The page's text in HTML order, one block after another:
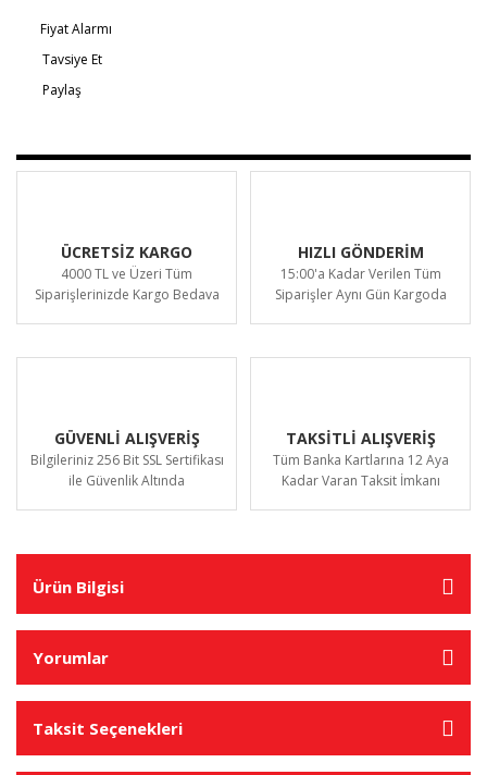
Fiyat Alarmı
Tavsiye Et
Paylaş
ÜCRETSİZ KARGO
4000 TL ve Üzeri Tüm
Siparişlerinizde Kargo Bedava
HIZLI GÖNDERİM
15:00'a Kadar Verilen Tüm
Siparişler Aynı Gün Kargoda
GÜVENLİ ALIŞVERİŞ
Bilgileriniz 256 Bit SSL Sertifikası
ile Güvenlik Altında
TAKSİTLİ ALIŞVERİŞ
Tüm Banka Kartlarına 12 Aya
Kadar Varan Taksit İmkanı
Ürün Bilgisi
Yorumlar
Taksit Seçenekleri